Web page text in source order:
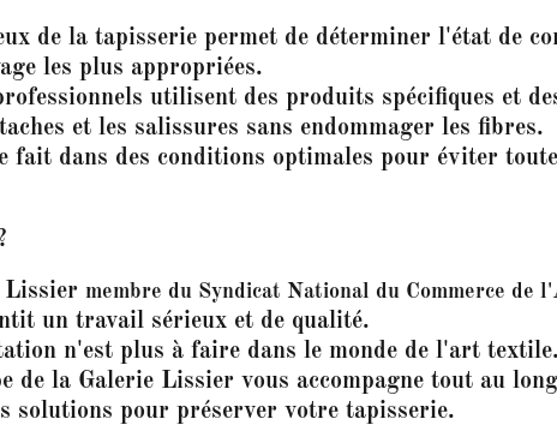
de la tapisserie permet de déterminer l'état de
les plus appropriées.
utilisent des produits spécifiques et
et les salissures sans endommager les fibres.
fait dans des conditions optimales pour éviter
Lissier membre du Syndicat National du Commerce de
un travail sérieux et de qualité.
n'est plus à faire dans le monde de l'art textile.
de la Galerie Lissier vous accompagne tout au
solutions pour préserver votre tapisserie.